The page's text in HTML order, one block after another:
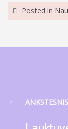
Posted in
ANKSTESNIS